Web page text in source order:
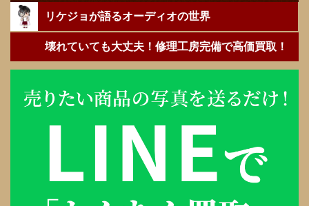
リケジョが語るオーディオの世界
壊れていても大丈夫！修理工房完備で高価買取！